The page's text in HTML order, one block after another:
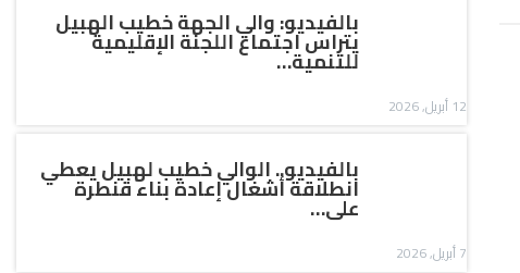
بالفيديو: والي الجهة خطيب الهبيل
يتراس اجتماع اللجنة الإقليمية
للتنمية…
12 أبريل, 2026
بالفيديو.. الوالي خطيب لهبيل يعطي
انطلاقة أشغال إعادة بناء قنطرة
على…
7 أبريل, 2026